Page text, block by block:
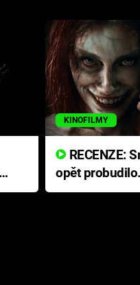
KINOFILMY
opět
přichází s